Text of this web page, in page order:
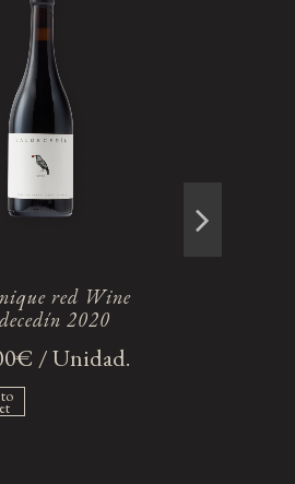
red Wine
2020
/ Unidad.